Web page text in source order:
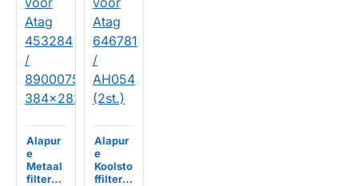
Alapur
e
Metaal
filter
Alapur
e
Koolsto
ffilter